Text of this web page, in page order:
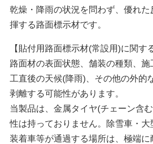
乾燥・降雨の状況を問わず、優れた
揮する路面標示材です。
【貼付用路面標示材(常設用)に関す
路面材の表面状態、舗装の種類、施
工直後の天候(降雨)、その他の外的
剥離する可能性があります。
当製品は、金属タイヤ(チェーン含
性は持っておりません。除雪車・大
装着車等が通過する場所は、極端に